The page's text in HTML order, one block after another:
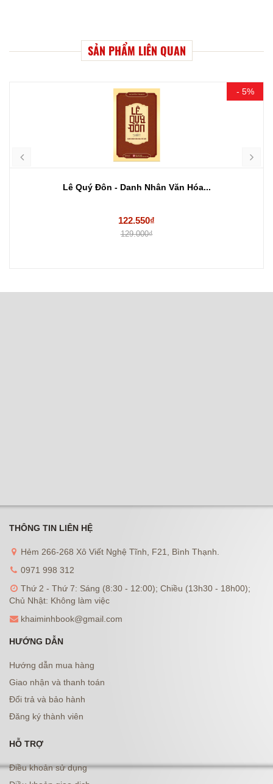
SẢN PHẨM LIÊN QUAN
- 5%
Lê Quý Đôn - Danh Nhân Văn Hóa...
122.550₫
129.000₫
THÔNG TIN LIÊN HỆ
Hẻm 266-268 Xô Viết Nghệ Tĩnh, F21, Bình Thạnh.
0971 998 312
Thứ 2 - Thứ 7: Sáng (8:30 - 12:00); Chiều (13h30 - 18h00);
Chủ Nhật: Không làm việc
khaiminhbook@gmail.com
HƯỚNG DẪN
Hướng dẫn mua hàng
Giao nhận và thanh toán
Đổi trả và bảo hành
Đăng ký thành viên
HỖ TRỢ
Điều khoản sử dụng